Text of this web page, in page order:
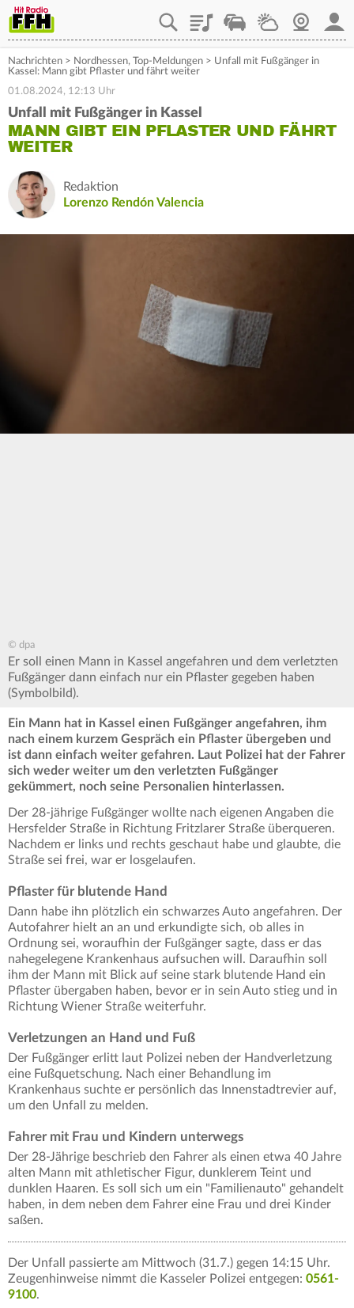
PlaylistStaupilotWetterWebcam
Nachrichten > Nordhessen, Top-Meldungen > Unfall mit Fußgänger in
Kassel: Mann gibt Pflaster und fährt weiter
01.08.2024, 12:13 Uhr
Unfall mit Fußgänger in Kassel
MANN GIBT EIN PFLASTER UND FÄHRT
WEITER
Redaktion
Lorenzo Rendón Valencia
© dpa
Er soll einen Mann in Kassel angefahren und dem verletzten
Fußgänger dann einfach nur ein Pflaster gegeben haben
(Symbolbild).
Ein Mann hat in Kassel einen Fußgänger angefahren, ihm
nach einem kurzem Gespräch ein Pflaster übergeben und
ist dann einfach weiter gefahren. Laut Polizei hat der Fahrer
sich weder weiter um den verletzten Fußgänger
gekümmert, noch seine Personalien hinterlassen.
Der 28-jährige Fußgänger wollte nach eigenen Angaben die
Hersfelder Straße in Richtung Fritzlarer Straße überqueren.
Nachdem er links und rechts geschaut habe und glaubte, die
Straße sei frei, war er losgelaufen.
Pflaster für blutende Hand
Dann habe ihn plötzlich ein schwarzes Auto angefahren. Der
Autofahrer hielt an an und erkundigte sich, ob alles in
Ordnung sei, woraufhin der Fußgänger sagte, dass er das
nahegelegene Krankenhaus aufsuchen will. Daraufhin soll
ihm der Mann mit Blick auf seine stark blutende Hand ein
Pflaster übergaben haben, bevor er in sein Auto stieg und in
Richtung Wiener Straße weiterfuhr.
Verletzungen an Hand und Fuß
Der Fußgänger erlitt laut Polizei neben der Handverletzung
eine Fußquetschung. Nach einer Behandlung im
Krankenhaus suchte er persönlich das Innenstadtrevier auf,
um den Unfall zu melden.
Fahrer mit Frau und Kindern unterwegs
Der 28-Jährige beschrieb den Fahrer als einen etwa 40 Jahre
alten Mann mit athletischer Figur, dunklerem Teint und
dunklen Haaren. Es soll sich um ein "Familienauto" gehandelt
haben, in dem neben dem Fahrer eine Frau und drei Kinder
saßen.
Der Unfall passierte am Mittwoch (31.7.) gegen 14:15 Uhr.
Zeugenhinweise nimmt die Kasseler Polizei entgegen: 0561-
9100.